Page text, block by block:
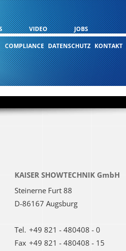
VIDEO JOBS
COMPLIANCE DATENSCHUTZ KONTAKT
KAISER SHOWTECHNIK GmbH
Steinerne Furt 88
D-86167 Augsburg
Tel. +49 821 - 480408 - 0
Fax +49 821 - 480408 - 15